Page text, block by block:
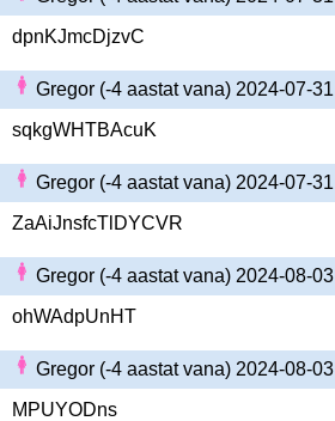
dpnKJmcDjzvC
Gregor (-4 aastat vana) 2024-07-31
sqkgWHTBAcuK
Gregor (-4 aastat vana) 2024-07-31
ZaAiJnsfcTlDYCVR
Gregor (-4 aastat vana) 2024-08-03
ohWAdpUnHT
Gregor (-4 aastat vana) 2024-08-03
MPUYODns